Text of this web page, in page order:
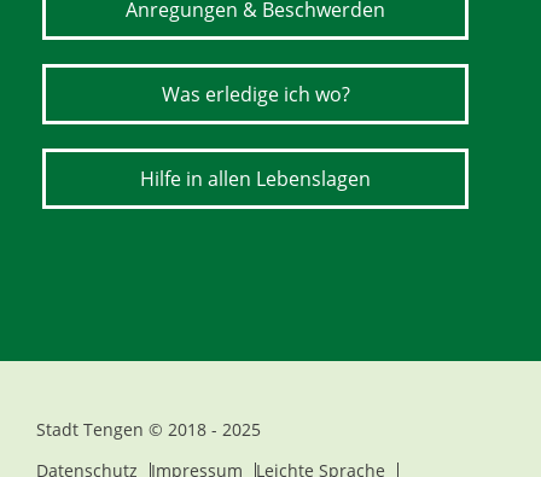
Anregungen & Beschwerden
Was erledige ich wo?
Hilfe in allen Lebenslagen
Stadt Tengen © 2018 - 2025
Datenschutz
Impressum Leichte Sprache